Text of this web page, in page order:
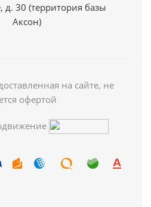
д. 30 (территория базы
Аксон)
на сайте, не
офертой